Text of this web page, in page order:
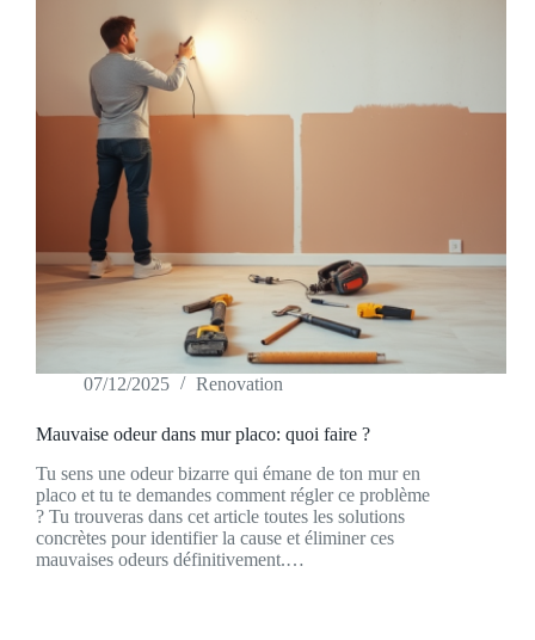
07/12/2025 Renovation
Mauvaise odeur dans mur placo: quoi faire ?
Tu sens une odeur bizarre qui émane de ton mur en
placo et tu te demandes comment régler ce problème
? Tu trouveras dans cet article toutes les solutions
concrètes pour identifier la cause et éliminer ces
mauvaises odeurs définitivement.…